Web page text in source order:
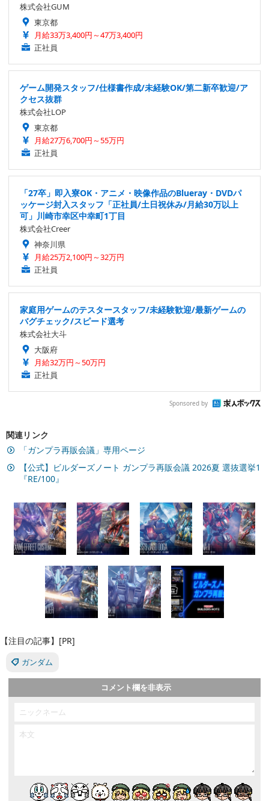
株式会社GUM
東京都
月給33万3,400円～47万3,400円
正社員
ゲーム開発スタッフ/仕様書作成/未経験OK/第二新卒歓迎/ア
クセス抜群
株式会社LOP
東京都
月給27万6,700円～55万円
正社員
「27卒」即入寮OK・アニメ・映像作品のBlueray・DVDパ
ッケージ封入スタッフ「正社員/土日祝休み/月給30万以上
可」川崎市幸区中幸町1丁目
株式会社Creer
神奈川県
月給25万2,100円～32万円
正社員
家庭用ゲームのテスタースタッフ/未経験歓迎/最新ゲームの
バグチェック/スピード選考
株式会社大斗
大阪府
月給32万円～50万円
正社員
Sponsored by
関連リンク
「ガンプラ再販会議」専用ページ
【公式】ビルダーズノート ガンプラ再販会議 2026夏 選抜選挙1
『RE/100』
【注目の記事】[PR]
ガンダム
コメント欄を非表示